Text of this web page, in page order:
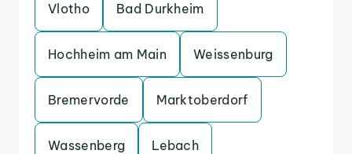
Vlotho Bad Durkheim
Hochheim am Main Weissenburg
Bremervorde Marktoberdorf
Wassenberg Lebach